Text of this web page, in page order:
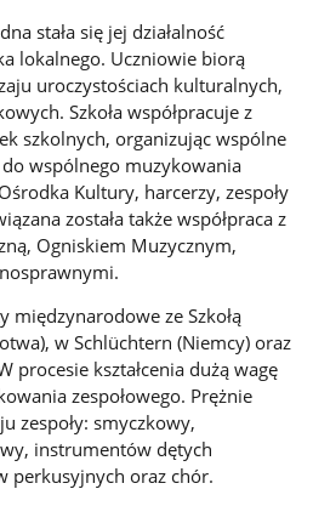
stała się jej działalność
lokalnego. Uczniowie biorą
uroczystościach kulturalnych,
Szkoła współpracuje z
szkolnych, organizując wspólne
wspólnego muzykowania
Kultury, harcerzy, zespoły
została także współpraca z
Ogniskiem Muzycznym,
międzynarodowe ze Szkołą
w Schlüchtern (Niemcy) oraz
procesie kształcenia dużą wagę
zespołowego. Prężnie
zespoły: smyczkowy,
instrumentów dętych
perkusyjnych oraz chór.